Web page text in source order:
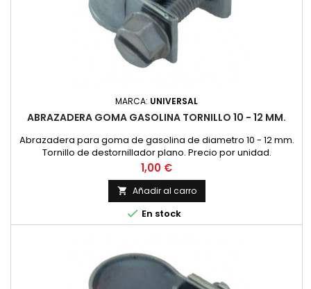
MARCA: UNIVERSAL
ABRAZADERA GOMA GASOLINA TORNILLO 10 - 12 MM.
Abrazadera para goma de gasolina de diametro 10 - 12 mm.
Tornillo de destornillador plano. Precio por unidad.
Precio
1,00 €
 Añadir al carro
 En stock